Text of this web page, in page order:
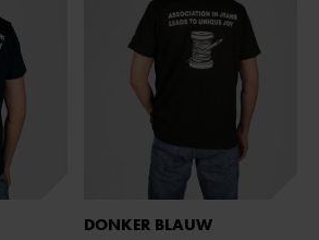
DONKER BLAUW